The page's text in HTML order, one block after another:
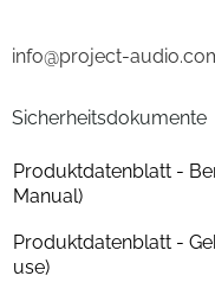
Funktionen
Anti-Skating
info@project-
Sicherheitsdokumente
Produktdatenblatt -
Manual)
Produktdatenblatt -
use)